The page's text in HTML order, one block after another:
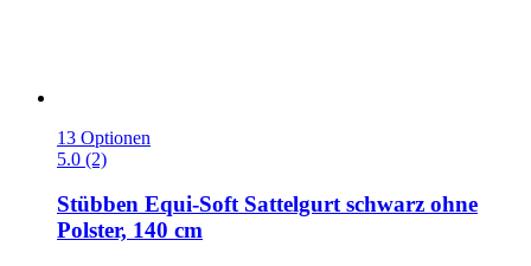
13 Optionen
5.0 (2)
Stübben Equi-​Soft Sattelgurt schwarz ohne
Polster, 140 cm